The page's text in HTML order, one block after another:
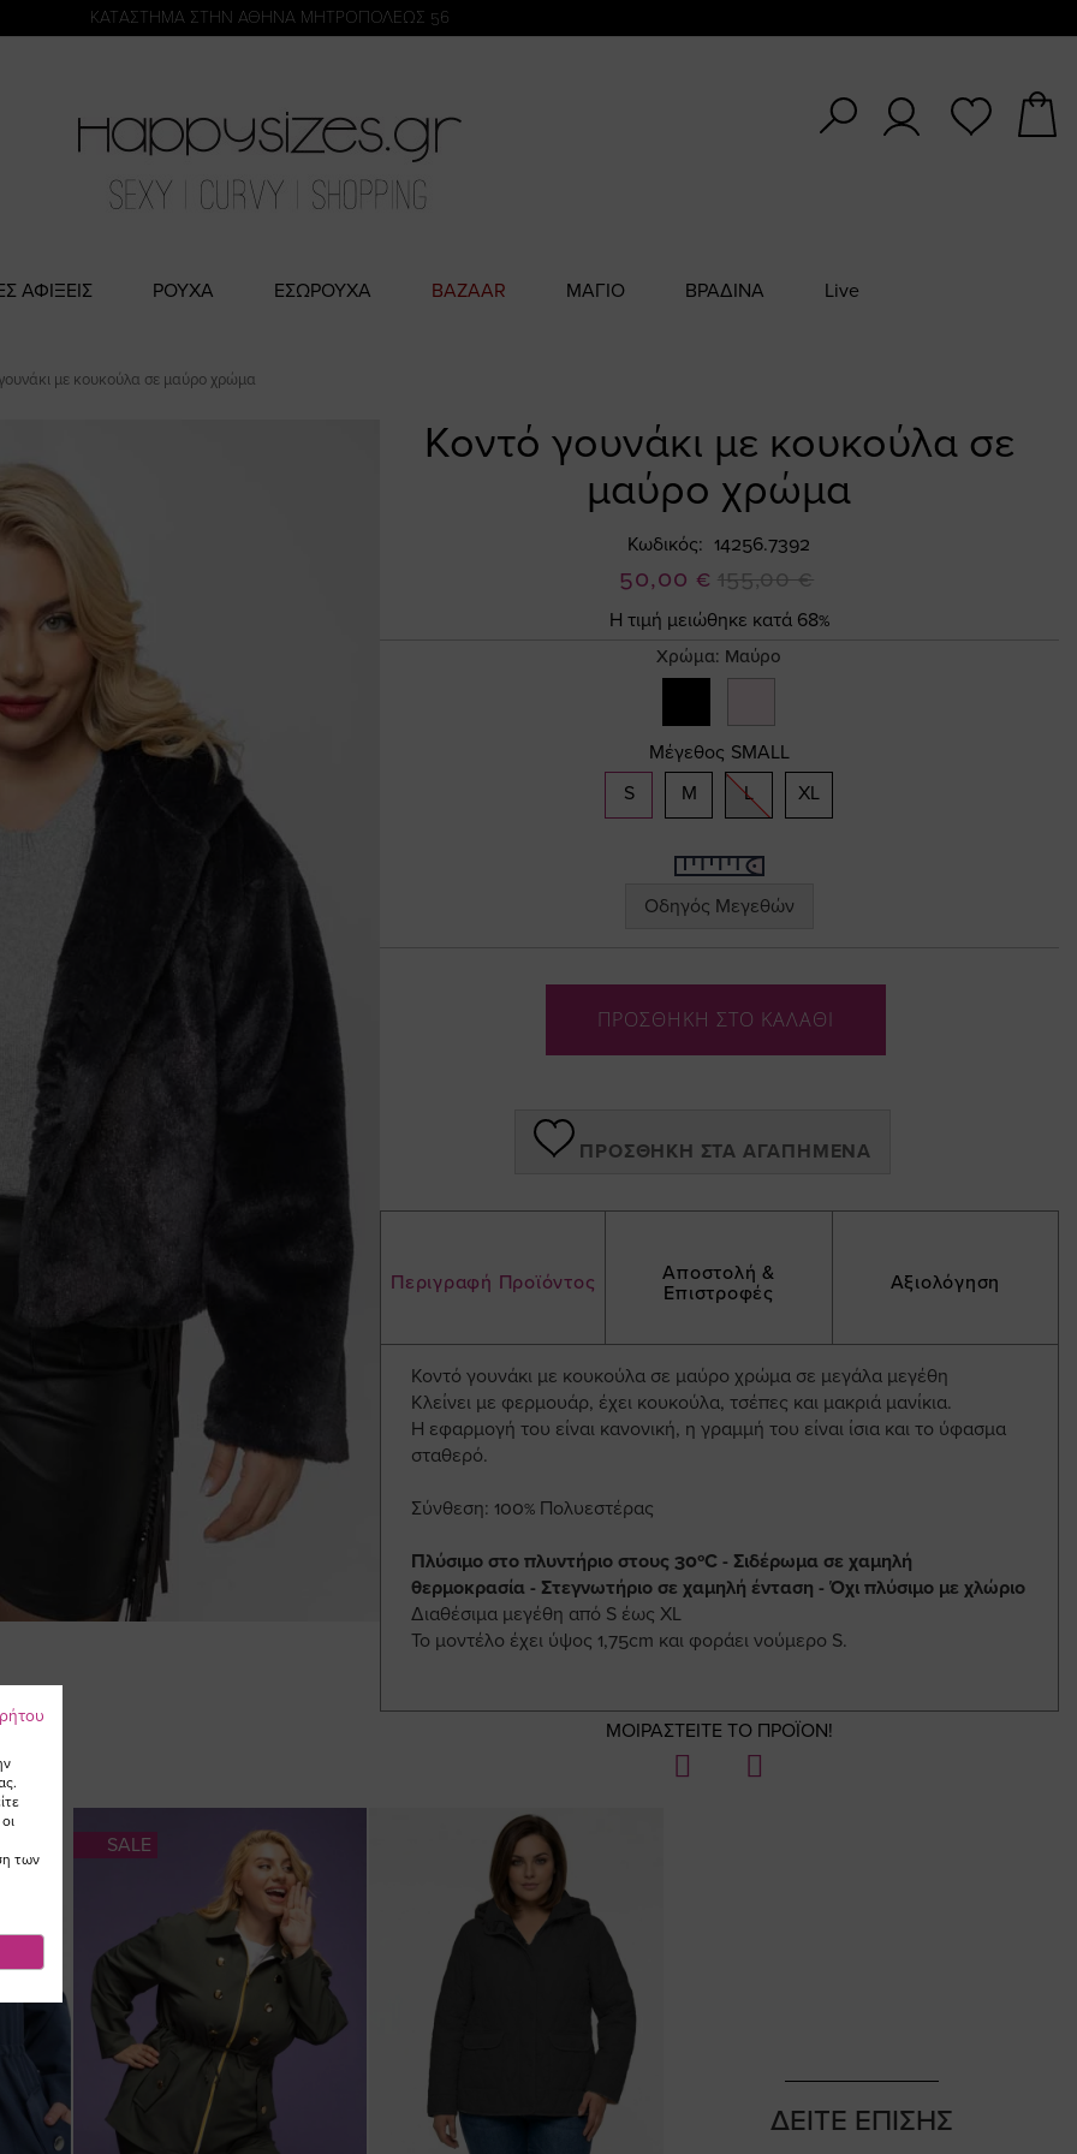
KATΑΣΤΗΜΑ ΣΤΗΝ ΑΘΗΝΑ ΜΗΤΡΟΠΟΛΕΩΣ 56
ΑΦΙΞΕΙΣ ΡΟΥΧΑ ΕΣΩΡΟΥΧΑ BAZAAR ΜΑΓΙΟ ΒΡΑΔΙΝΑ Live
με κουκούλα σε μαύρο χρώμα
Κοντό γουνάκι με κουκούλα σε
μαύρο χρώμα
Κωδικός 14256.7392
Ειδική
Τιμή
50,00 € 155,00 €
Η τιμή μειώθηκε κατά 68%
Χρώμα: Μαύρο
Μέγεθος SMALL
S
M L XL
Οδηγός Μεγεθών
ΠΡΟΣΘΗΚΗ ΣΤΟ ΚΑΛΑΘΙ
ΠΡΟΣΘΉΚΗ ΣΤΑ ΑΓΑΠΗΜΈΝΑ
Περιγραφή Προϊόντος
Αποστολή &
Επιστροφές
Αξιολόγηση
Κοντό γουνάκι με κουκούλα σε μαύρο χρώμα σε μεγάλα μεγέθη
Κλείνει με φερμουάρ, έχει κουκούλα, τσέπες και μακριά μανίκια.
Η εφαρμογή του είναι κανονική, η γραμμή του είναι ίσια και το ύφασμα
σταθερό.
Σύνθεση: 100% Πολυεστέρας
Πλύσιμο στο πλυντήριο στους 30ºC - Σιδέρωμα σε χαμηλή
θερμοκρασία - Στεγνωτήριο σε χαμηλή ένταση - Όχι πλύσιμο με χλώριο
Διαθέσιμα μεγέθη από S έως XL
Το μοντέλο έχει ύψος 1,75cm και φοράει νούμερο S.
ΜΟΙΡΑΣΤΕΙΤΕ ΤΟ ΠΡΟΪΟΝ!
SALE
ΔΕΙΤΕ ΕΠΙΣΗΣ
των